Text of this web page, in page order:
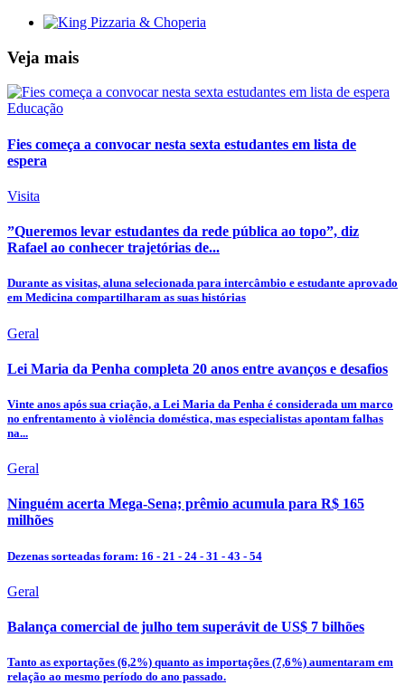
Veja mais
Educação
Fies começa a convocar nesta sexta estudantes em lista de
espera
Visita
”Queremos levar estudantes da rede pública ao topo”, diz
Rafael ao conhecer trajetórias de...
Durante as visitas, aluna selecionada para intercâmbio e estudante aprovado
em Medicina compartilharam as suas histórias
Geral
Lei Maria da Penha completa 20 anos entre avanços e desafios
Vinte anos após sua criação, a Lei Maria da Penha é considerada um marco
no enfrentamento à violência doméstica, mas especialistas apontam falhas
na...
Geral
Ninguém acerta Mega-Sena; prêmio acumula para R$ 165
milhões
Dezenas sorteadas foram: 16 - 21 - 24 - 31 - 43 - 54
Geral
Balança comercial de julho tem superávit de US$ 7 bilhões
Tanto as exportações (6,2%) quanto as importações (7,6%) aumentaram em
relação ao mesmo período do ano passado.